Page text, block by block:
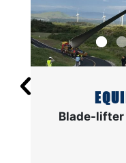
Blade-lifter